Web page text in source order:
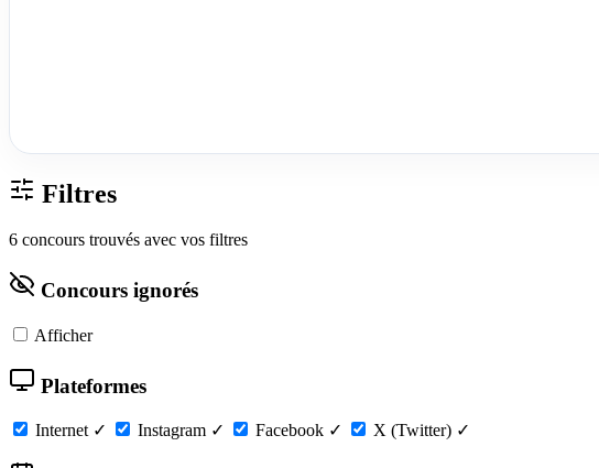
Filtres
6 concours trouvés avec vos filtres
Concours ignorés
Afficher
Plateformes
Internet ✓ Instagram ✓ Facebook ✓ X (Twitter) ✓